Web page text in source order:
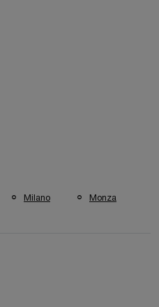
Milano Monza